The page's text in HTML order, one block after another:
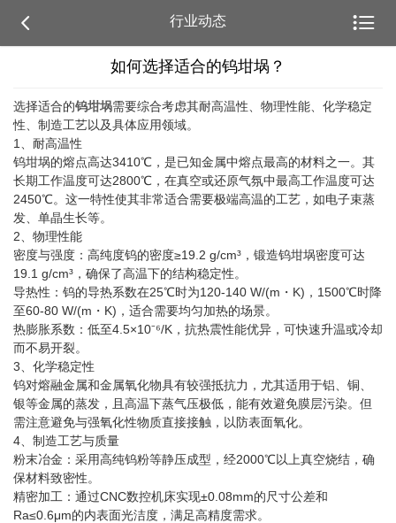
 行业动态 
如何选择适合的钨坩埚？
选择适合的钨坩埚需要综合考虑其耐高温性、物理性能、化学稳定
性、制造工艺以及具体应用领域。
1、耐高温性
钨坩埚的熔点高达3410℃，是已知金属中熔点最高的材料之一‌。其
长期工作温度可达2800℃，在真空或还原气氛中最高工作温度可达
2450℃‌。这一特性使其非常适合需要极端高温的工艺，如电子束蒸
发、单晶生长等‌。
2、物理性能
密度与强度‌：高纯度钨的密度≥19.2 g/cm³，锻造钨坩埚密度可达
19.1 g/cm³，确保了高温下的结构稳定性‌。
导热性‌：钨的导热系数在25℃时为120-140 W/(m・K)，1500℃时降
至60-80 W/(m・K)，适合需要均匀加热的场景‌。
热膨胀系数‌：低至4.5×10⁻⁶/K，抗热震性能优异，可快速升温或冷却
而不易开裂‌。
3、化学稳定性
钨对熔融金属和金属氧化物具有较强抵抗力，尤其适用于铝、铜、
银等金属的蒸发，且高温下蒸气压极低，能有效避免膜层污染‌。但
需注意避免与强氧化性物质直接接触，以防表面氧化。
4、制造工艺与质量
粉末冶金‌：采用高纯钨粉等静压成型，经2000℃以上真空烧结，确
保材料致密性。
精密加工‌：通过CNC数控机床实现±0.08mm的尺寸公差和
Ra≤0.6μm的内表面光洁度，满足高精度需求‌。